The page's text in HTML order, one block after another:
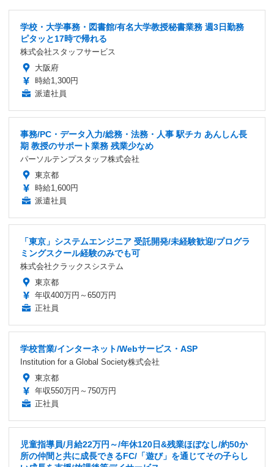
学校・大学事務・図書館/有名大学教授秘書業務 週3日勤務
ピタッと17時で帰れる
株式会社スタッフサービス
大阪府
時給1,300円
派遣社員
事務/PC・データ入力/総務・法務・人事 駅チカ あんしん長
期 教授のサポート業務 残業少なめ
パーソルテンプスタッフ株式会社
東京都
時給1,600円
派遣社員
「東京」システムエンジニア 受託開発/未経験歓迎/プログラ
ミングスクール経験のみでも可
株式会社クラックスシステム
東京都
年収400万円～650万円
正社員
学校営業/インターネット/Webサービス・ASP
Institution for a Global Society株式会社
東京都
年収550万円～750万円
正社員
児童指導員/月給22万円～/年休120日&残業ほぼなし/約50か
所の仲間と共に成長できるFC/「遊び」を通じてその子らし